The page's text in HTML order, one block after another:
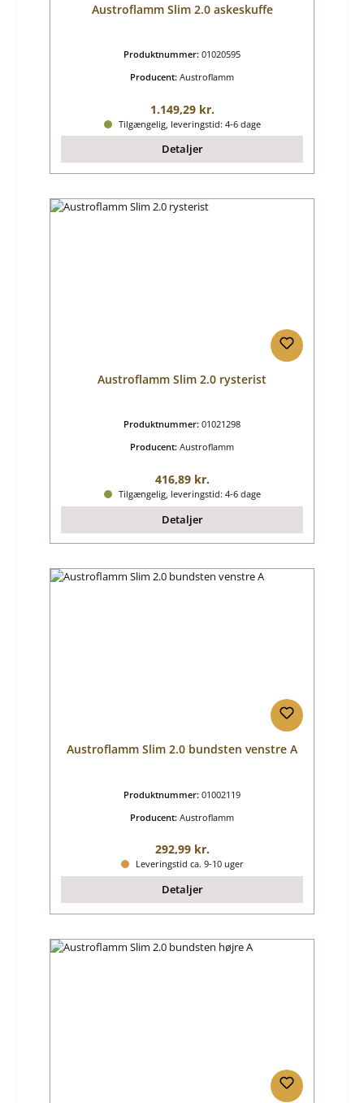
Austroflamm Slim 2.0 askeskuffe
Produktnummer: 01020595
Producent: Austroflamm
Almindelig pris:
1.149,29 kr.
Tilgængelig, leveringstid: 4-6 dage
Detaljer
Austroflamm Slim 2.0 rysterist
Produktnummer: 01021298
Producent: Austroflamm
Almindelig pris:
416,89 kr.
Tilgængelig, leveringstid: 4-6 dage
Detaljer
Austroflamm Slim 2.0 bundsten venstre A
Produktnummer: 01002119
Producent: Austroflamm
Almindelig pris:
292,99 kr.
Leveringstid ca. 9-10 uger
Detaljer